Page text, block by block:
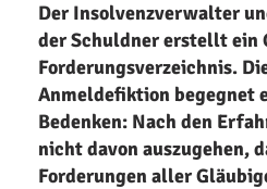
Der Insolvenzverwalter
der Schuldner erstellt ein
Forderungsverzeichnis.
Anmeldefiktion begegnet
Bedenken: Nach den
nicht davon auszugehen,
Forderungen aller